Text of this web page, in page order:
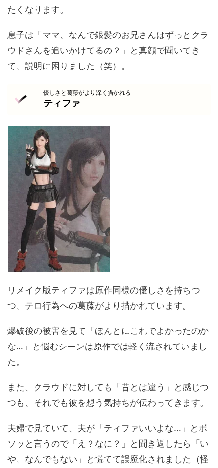
たくなります。
息子は「ママ、なんで銀髪のお兄さんはずっとクラ
ウドさんを追いかけてるの？」と真顔で聞いてき
て、説明に困りました（笑）。
優しさと葛藤がより深く描かれる
ティファ
リメイク版ティファは原作同様の優しさを持ちつ
つ、テロ行為への葛藤がより描かれています。
爆破後の被害を見て「ほんとにこれでよかったのか
な…」と悩むシーンは原作では軽く流されていまし
た。
また、クラウドに対しても「昔とは違う」と感じつ
つも、それでも彼を想う気持ちが伝わってきます。
夫婦で見ていて、夫が「ティファいいよな…」とボ
ソッと言うので「え？なに？」と聞き返したら「い
や、なんでもない」と慌てて誤魔化されました（怪